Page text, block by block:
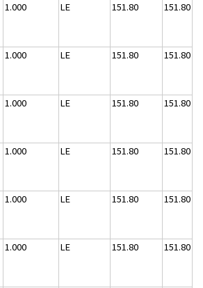
1.000 LE 151.80 151.80
1.000 LE 151.80 151.80
1.000 LE 151.80 151.80
1.000 LE 151.80 151.80
1.000 LE 151.80 151.80
1.000 LE 151.80 151.80